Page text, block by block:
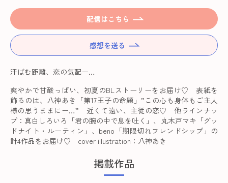
汗ばむ距離、恋の気配ー…
爽やかで甘酸っぱい、初夏のBLストーリーをお届け♡ 表紙を
飾るのは、八神あき「第17王子の命題」”この心も身体もご主人
様の思うままにー…” 近くて遠い、主従の恋♡ 他ラインナッ
プ：真白しろいろ「君の腕の中で息を吐く」、丸木戸マキ「グッ
ドナイト・ルーティン」、beno「期限切れフレンドシップ」の
計4作品をお届け♡ cover illustration：八神あき
配信はこちら
感想を送る
掲載作品